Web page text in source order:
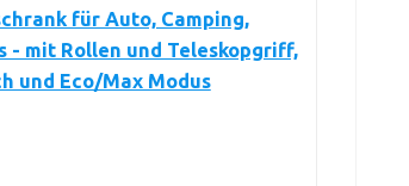
für Auto, Camping,
- mit Rollen und Teleskopgriff,
und Eco/Max Modus